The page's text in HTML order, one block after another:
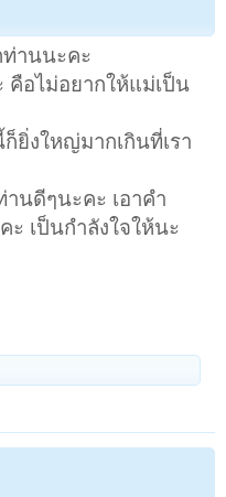
านนะคะ
อไม่อยากให้แม่เป็น
ยิ่งใหญ่มากเกินที่เรา
นดีๆนะคะ เอาคำ
เป็นกำลังใจให้นะ